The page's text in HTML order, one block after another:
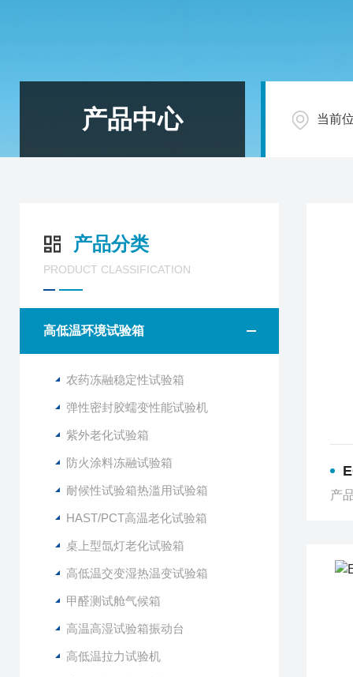
产品中心 当前
产品分类
PRODUCT CLASSIFICATION
高低温环境试验箱
农药冻融稳定性试验箱
弹性密封胶蠕变性能试验机
紫外老化试验箱
防火涂料冻融试验箱
耐候性试验箱热滥用试验箱
HAST/PCT高温老化试验箱
桌上型氙灯老化试验箱
高低温交变湿热温变试验箱
甲醛测试舱气候箱
高温高湿试验箱振动台
高低温拉力试验机
产